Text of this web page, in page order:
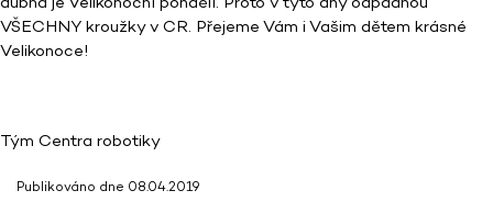
VŠECHNY kroužky v CR. Přejeme Vám i Vašim dětem krásné
Velikonoce!
Tým Centra robotiky
Publikováno dne 08.04.2019